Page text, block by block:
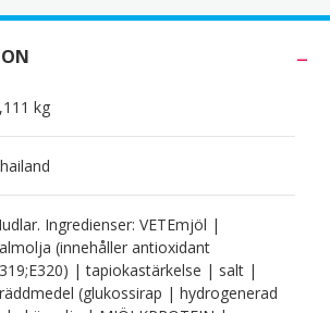
kg
Ingredienser: VETEmjöl |
(innehåller antioxidant
| tapiokastärkelse | salt |
(glukossirap | hydrogenerad